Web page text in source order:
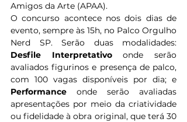
Amigos da Arte (APAA).
O concurso acontece nos dois dias de
evento, sempre às 15h, no Palco Orgulho
Desfile Interpretativo onde serão
avaliados figurinos e presença de palco,
Performance onde serão avaliadas
apresentações por meio da criatividade
ou fidelidade à obra original, que terá 30